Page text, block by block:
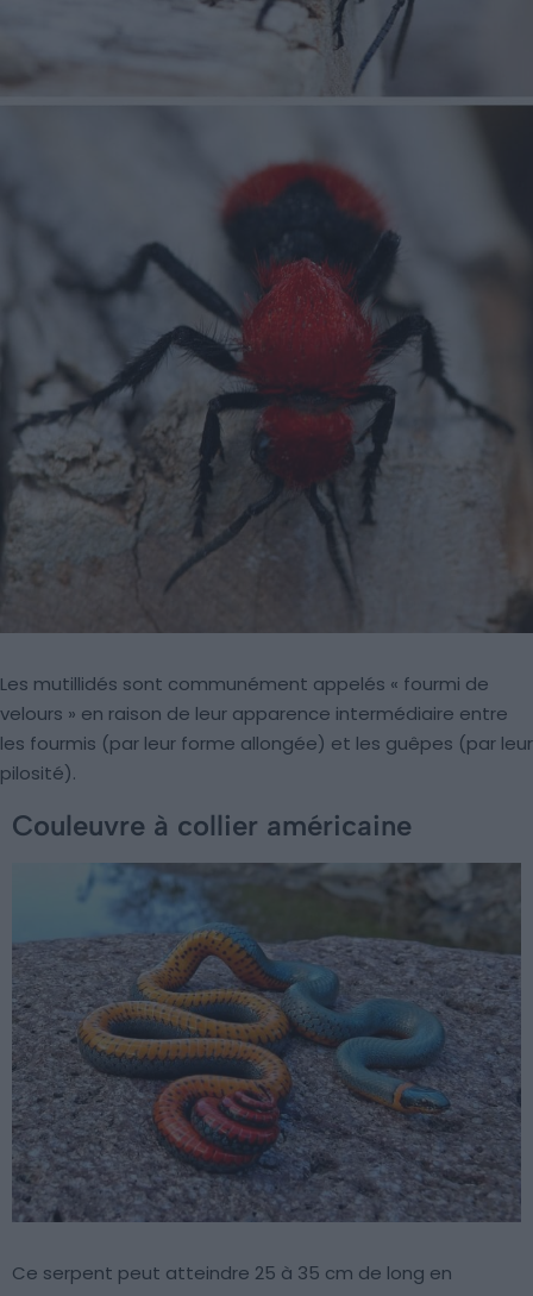
Les mutillidés sont communément appelés « fourmi de
velours » en raison de leur apparence intermédiaire entre
les fourmis (par leur forme allongée) et les guêpes (par leur
pilosité).
Couleuvre à collier américaine
Ce serpent peut atteindre 25 à 35 cm de long en